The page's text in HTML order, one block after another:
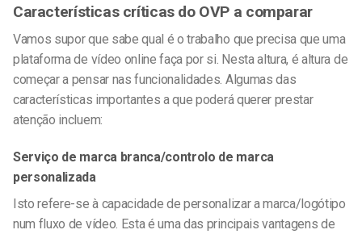
Características críticas do OVP a comparar
Vamos supor que sabe qual é o trabalho que precisa que uma
plataforma de vídeo online faça por si. Nesta altura, é altura de
começar a pensar nas funcionalidades. Algumas das
características importantes a que poderá querer prestar
atenção incluem:
Serviço de marca branca/controlo de marca
personalizada
Isto refere-se à capacidade de personalizar a marca/logótipo
num fluxo de vídeo. Esta é uma das principais vantagens de